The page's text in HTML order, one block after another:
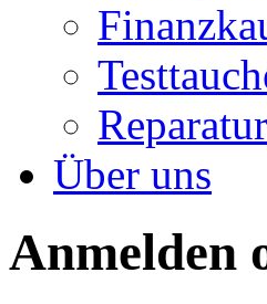
Reparatur
Über uns
Anmelden